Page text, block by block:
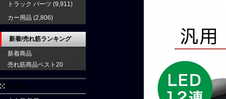
トラック パーツ (9,911)
カー用品 (2,806)
新着/売れ筋ランキング
新着商品
売れ筋商品ベスト20